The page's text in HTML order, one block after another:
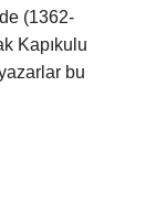
(1362-
Kapıkulu
bu